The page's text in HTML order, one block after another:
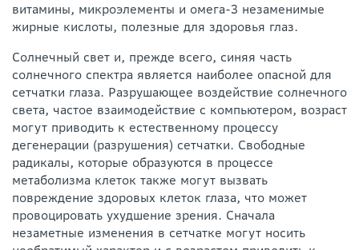
витамины, микроэлементы и омега-3 незаменимые
жирные кислоты, полезные для здоровья глаз.
Солнечный свет и, прежде всего, синяя часть
солнечного спектра является наиболее опасной для
сетчатки глаза. Разрушающее воздействие солнечного
света, частое взаимодействие с компьютером, возраст
могут приводить к естественному процессу
дегенерации (разрушения) сетчатки. Свободные
радикалы, которые образуются в процессе
метаболизма клеток также могут вызвать
повреждение здоровых клеток глаза, что может
провоцировать ухудшение зрения. Сначала
незаметные изменения в сетчатке могут носить